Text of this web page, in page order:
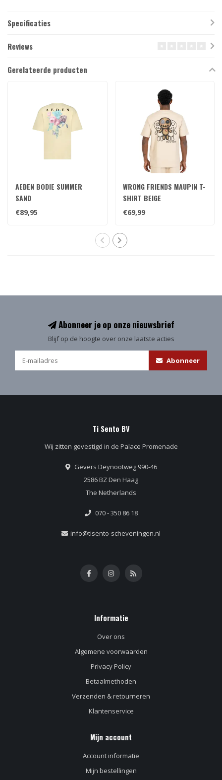
Specificaties
Reviews
Gerelateerde producten
AEDEN BODIE SUMMER
SAND
€89,95
WRONG FRIENDS MAUPIN T-
SHIRT BEIGE
€69,99
Abonneer je op onze nieuwsbrief
Blijf op de hoogte over onze laatste acties
Abonneer
Ti Sento BV
Wij zitten gevestigd in de Palace Promenade
Gevers Deynootweg 990-46
2586 BZ Den Haag
The Netherlands
070 - 350 86 18
info@tisento-scheveningen.nl
Informatie
Over ons
Algemene voorwaarden
Privacy Policy
Betaalmethoden
Verzenden & retourneren
Klantenservice
Mijn account
Account informatie
Mijn bestellingen